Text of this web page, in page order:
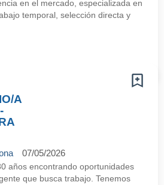
en el mercado, especializada en
temporal, selección directa y
A
07/05/2026
años encontrando oportunidades
que busca trabajo. Tenemos